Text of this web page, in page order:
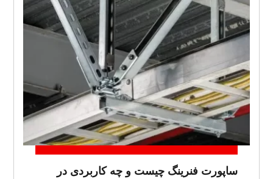
ساپورت فنرینگ چیست و چه کاربردی در